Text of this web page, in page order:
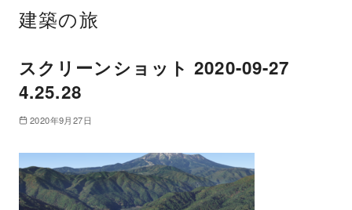
建築の旅
スクリーンショット 2020-09-27
4.25.28
2020年9月27日